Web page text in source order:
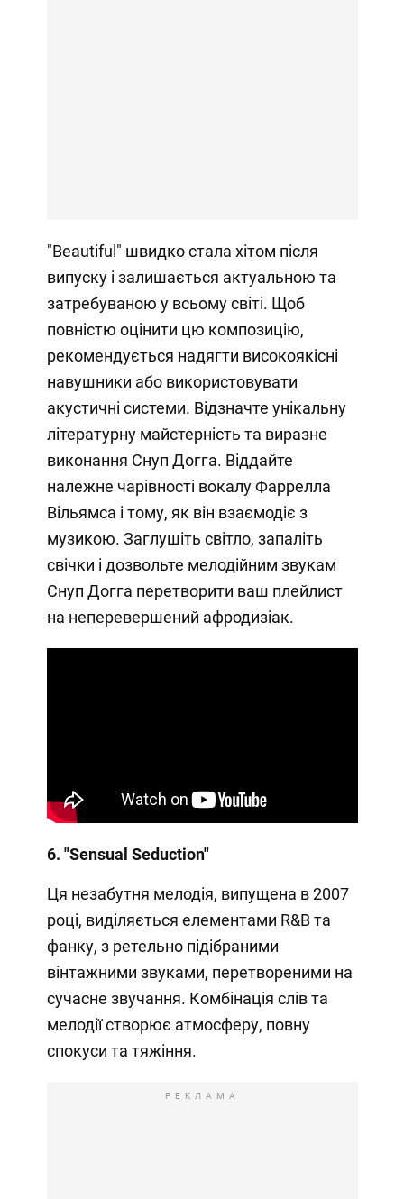
"Beautiful" швидко стала хітом після
випуску і залишається актуальною та
затребуваною у всьому світі. Щоб
повністю оцінити цю композицію,
рекомендується надягти високоякісні
навушники або використовувати
акустичні системи. Відзначте унікальну
літературну майстерність та виразне
виконання Снуп Догга. Віддайте
належне чарівності вокалу Фаррелла
Вільямса і тому, як він взаємодіє з
музикою. Заглушіть світло, запаліть
свічки і дозвольте мелодійним звукам
Снуп Догга перетворити ваш плейлист
на неперевершений афродизіак.
6. "Sensual Seduction"
Ця незабутня мелодія, випущена в 2007
році, виділяється елементами R&B та
фанку, з ретельно підібраними
вінтажними звуками, перетвореними на
сучасне звучання. Комбінація слів та
мелодії створює атмосферу, повну
спокуси та тяжіння.
РЕКЛАМА